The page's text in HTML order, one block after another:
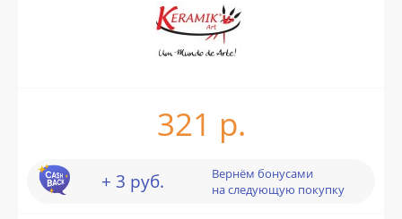
321 р.
+ 3 руб.
Вернём бонусами
на следующую покупку